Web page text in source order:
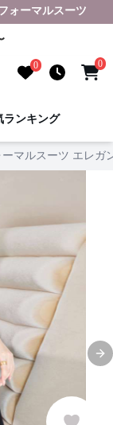
ォーマルスーツ
0 0
ランキング
ーマルスーツ エレガ